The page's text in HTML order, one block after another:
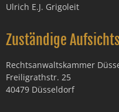
Ulrich E.J. Grigoleit
Zuständige
Rechtsanwaltskammer
Freiligrathstr. 25
40479 Düsseldorf